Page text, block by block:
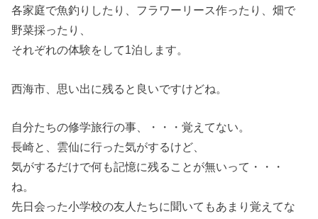
各家庭で魚釣りしたり、フラワーリース作ったり、畑で
野菜採ったり、
それぞれの体験をして1泊します。
西海市、思い出に残ると良いですけどね。
自分たちの修学旅行の事、・・・覚えてない。
長崎と、雲仙に行った気がするけど、
気がするだけで何も記憶に残ることが無いって・・・
ね。
先日会った小学校の友人たちに聞いてもあまり覚えてな